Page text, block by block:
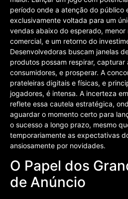
período onde a atenção do público
exclusivamente voltada para um
vendas abaixo do esperado,
comercial, e um retorno do
Desenvolvedoras buscam janelas
produtos possam respirar,
consumidores, e prosperar. A
prateleiras digitais e físicas, e
jogadores, é intensa. A incerteza
reflete essa cautela estratégica,
aguardar o momento certo para
o sucesso a longo prazo, mesmo
temporariamente as expectativas
ansiosamente por novidades.
O Papel dos
de Anúncio